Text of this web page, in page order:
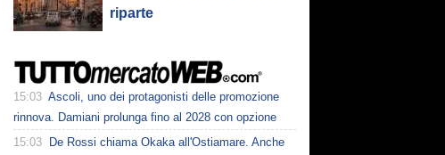
riparte
15:03 Ascoli, uno dei protagonisti delle promozione
rinnova. Damiani prolunga fino al 2028 con opzione
15:03
De Rossi chiama Okaka all'Ostiamare. Anche